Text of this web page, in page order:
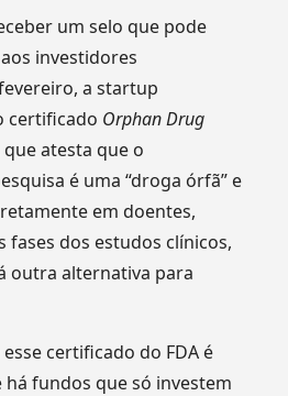
um selo que pode
investidores
a startup
certificado Orphan Drug
que atesta que o
é uma “droga órfã” e
em doentes,
fases dos estudos clínicos,
outra alternativa para
certificado do FDA é
fundos que só investem